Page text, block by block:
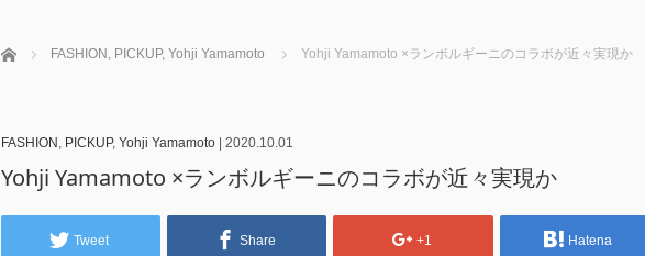
ホーム FASHION , PICKUP, Yohji Yamamoto Yohji Yamamoto ×ランボルギーニのコラボが近々実現か
FASHION , PICKUP, Yohji Yamamoto| 2020.10.01
Yohji Yamamoto ×ランボルギーニのコラボが近々実現か
Tweet Share +1 Hatena